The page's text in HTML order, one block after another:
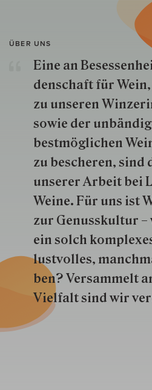
ÜBER UNS
Eine an
den­schaft für
zu unseren
so­wie der
best­mög­lich­en
zu besche­ren, sind
unserer Arbeit bei
Weine. Für uns ist
zur Genuss­kultur –
ein solch
lustvolles,
ben? Versammelt
Vielfalt sind wir